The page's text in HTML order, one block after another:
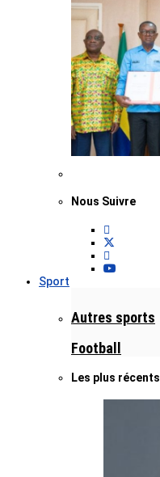
Nous Suivre
Sport
Autres sports
Football
Les plus récents